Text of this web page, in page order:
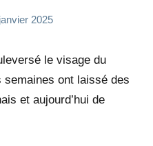
2025
le visage du
semaines ont laissé des
et aujourd’hui de